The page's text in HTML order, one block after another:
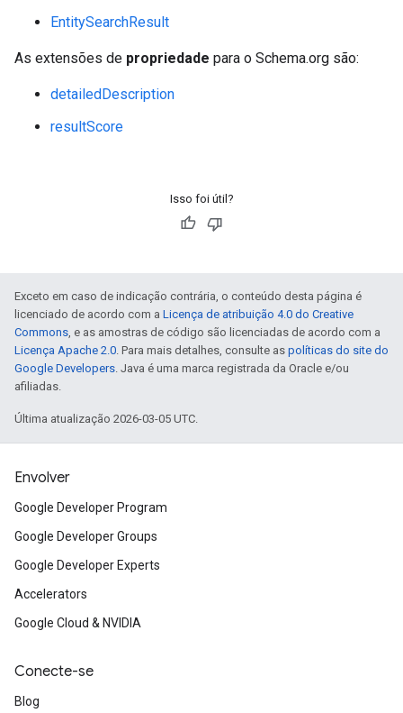
EntitySearchResult
As extensões de propriedade para o Schema.org são:
detailedDescription
resultScore
Isso foi útil?
Exceto em caso de indicação contrária, o conteúdo desta página é
licenciado de acordo com a Licença de atribuição 4.0 do Creative
Commons, e as amostras de código são licenciadas de acordo com a
Licença Apache 2.0. Para mais detalhes, consulte as políticas do site do
Google Developers. Java é uma marca registrada da Oracle e/ou
afiliadas.
Última atualização 2026-03-05 UTC.
Envolver
Google Developer Program
Google Developer Groups
Google Developer Experts
Accelerators
Google Cloud & NVIDIA
Conecte-se
Blog